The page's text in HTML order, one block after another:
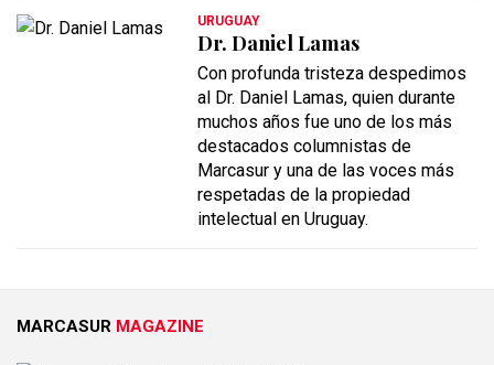
URUGUAY
Dr. Daniel Lamas
Con profunda tristeza despedimos
al Dr. Daniel Lamas, quien durante
muchos años fue uno de los más
destacados columnistas de
Marcasur y una de las voces más
respetadas de la propiedad
intelectual en Uruguay.
MARCASUR MAGAZINE